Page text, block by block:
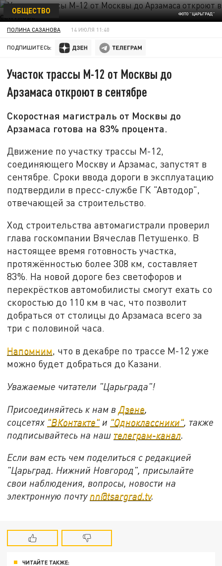
ФОТО "ЦАРЬГРАД"
ОБЩЕСТВО
ПОЛИНА САЗАНОВА 14 ИЮЛЯ 11:40
ПОДПИШИТЕСЬ:
Участок трассы М-12 от Москвы до
Арзамаса откроют в сентябре
Скоростная магистраль от Москвы до
Арзамаса готова на 83% процента.
Движение по участку трассы М-12,
соединяющего Москву и Арзамас, запустят в
сентябре. Сроки ввода дороги в эксплуатацию
подтвердили в пресс-службе ГК "Автодор",
отвечающей за строительство.
Ход строительства автомагистрали проверил
глава госкомпании Вячеслав Петушенко. В
настоящее время готовность участка,
протяжённостью более 308 км, составляет
83%. На новой дороге без светофоров и
перекрёстков автомобилисты смогут ехать со
скоростью до 110 км в час, что позволит
добраться от столицы до Арзамаса всего за
три с половиной часа.
Напомним, что в декабре по трассе М-12 уже
можно будет добраться до Казани.
Уважаемые читатели "Царьграда"!
Присоединяйтесь к нам в Дзене
соцсетях "ВКонтакте" и "Одноклассники" также
подписывайтесь на наш телеграм-канал
Если вам есть чем поделиться с редакцией
"Царьград. Нижний Новгород", присылайте
свои наблюдения, вопросы, новости на
электронную почту nn@tsargrad.tv.
ЧИТАЙТЕ ТАКЖЕ: